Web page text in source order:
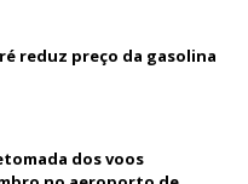
reduz preço da gasolina
dos voos